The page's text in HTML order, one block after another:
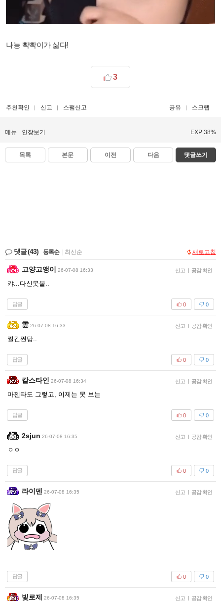
나능 빡빡이가 싫다!
3
추천확인 신고 스팸신고 공유 스크랩
메뉴 인장보기 EXP 38%
목록 본문 이전 다음 댓글쓰기
댓글(43) 등록순 최신순 새로고침
고양고앵이 26-07-08 16:33 신고 공감 확인
캬...다신못볼..
답글 0
0
雲 26-07-08 16:33 신고 공감 확인
쩔긴쩐당..
답글 0
0
칼스타인 26-07-08 16:34 신고 공감 확인
마젠타도 그렇고, 이제는 못 보는
답글 0
0
2sjun 26-07-08 16:35 신고 공감 확인
ㅇㅇ
답글 0
0
라이덴 26-07-08 16:35 신고 공감 확인
답글 0
0
빛로제 26-07-08 16:35 신고 공감 확인